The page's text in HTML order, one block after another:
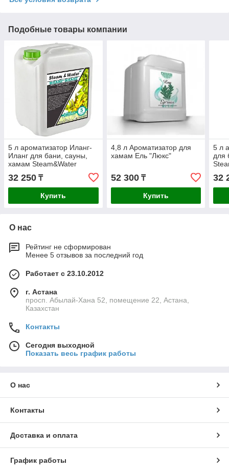
Подобные товары компании
5 л ароматизатор Иланг-
Иланг для бани, сауны,
хамам Steam&Water
32 250 ₸
Купить
4,8 л Ароматизатор для
хамам Ель "Люкс"
52 300₸
Купить
5 л
для
32
О нас
Рейтинг не сформирован
Менее 5 отзывов за последний год
Работает с 23.10.2012
г. Астана
просп. Абылай-Хана 52, помещение 22, Астана,
Казахстан
Контакты
Сегодня выходной
Показать весь график работы
О нас
Контакты
Доставка и оплата
График работы